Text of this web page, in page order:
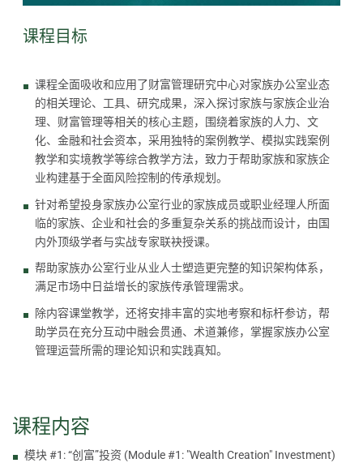
课程目标
课程全面吸收和应用了财富管理研究中心对家族办公室业态
的相关理论、工具、研究成果，深入探讨家族与家族企业治
理、财富管理等相关的核心主题，围绕着家族的人力、文
化、金融和社会资本，采用独特的案例教学、模拟实践案例
教学和实境教学等综合教学方法，致力于帮助家族和家族企
业构建基于全面风险控制的传承规划。
针对希望投身家族办公室行业的家族成员或职业经理人所面
临的家族、企业和社会的多重复杂关系的挑战而设计，由国
内外顶级学者与实战专家联袂授课。
帮助家族办公室行业从业人士塑造更完整的知识架构体系，
满足市场中日益增长的家族传承管理需求。
除内容课堂教学，还将安排丰富的实地考察和标杆参访，帮
助学员在充分互动中融会贯通、术道兼修，掌握家族办公室
管理运营所需的理论知识和实践真知。
课程内容
模块 #1: “创富”投资 (Module #1: "Wealth Creation" Investment)